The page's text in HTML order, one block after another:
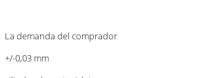
La demanda del comprador
+/-0,03 mm